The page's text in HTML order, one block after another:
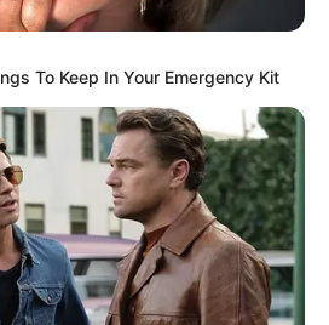
To Keep In Your Emergency Kit